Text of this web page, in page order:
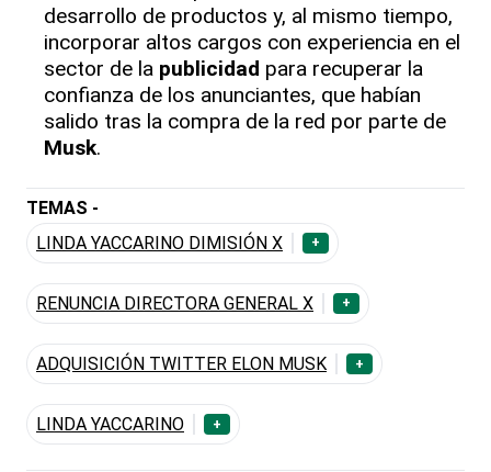
desarrollo de productos y, al mismo tiempo,
incorporar altos cargos con experiencia en el
sector de la publicidad para recuperar la
confianza de los anunciantes, que habían
salido tras la compra de la red por parte de
Musk.
TEMAS -
LINDA YACCARINO DIMISIÓN X
+
RENUNCIA DIRECTORA GENERAL X +
ADQUISICIÓN TWITTER ELON MUSK +
LINDA YACCARINO +